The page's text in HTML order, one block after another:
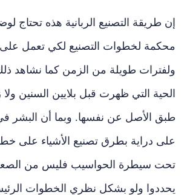
إن طريقة التصنيع الربانية هذه تحتاج
محكمة لخطوات التصنيع لكي تعمل على
ولفترات طويلة من الزمن كما نشاهد
الحية التي ظهرت قبل بلايين السنين
طبق الأصل عن نفسها. وبما أن البشر
على دراية بطرق تصنيع الأشياء على
تحت سيطرة الحواسيب فليس من
يحددوا ولو بشكل نظري الخطوات